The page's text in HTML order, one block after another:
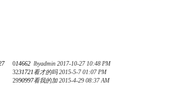
的军旅企业家速与中国老兵
。
014662 lbyadmin 2017-10-27 10:48 PM
3231721看才的吗 2015-5-7 01:07 PM
2990997看我的加 2015-4-29 08:37 AM